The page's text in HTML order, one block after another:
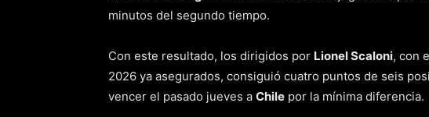
minutos del segundo tiempo.
Con este resultado, los dirigidos por Lionel Scaloni, con
2026 ya asegurados, consiguió cuatro puntos de seis
vencer el pasado jueves a Chile por la mínima diferencia.